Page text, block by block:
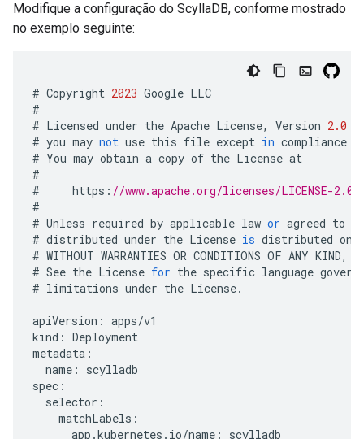
Modifique a configuração do ScyllaDB, conforme mostrado
no exemplo seguinte:
# Copyright 2023 Google LLC
#
# Licensed under the Apache License, Version 2.0
# you may not use this file except in compliance
# You may obtain a copy of the License at
#
#
https : //www.apache.org/licenses/LICENSE-2.0
#
# Unless required by applicable law or agreed to
# distributed under the License is distributed on
# WITHOUT WARRANTIES OR CONDITIONS OF ANY KIND,
# See the License for the specific language
# limitations under the License.
apiVersion : apps/v1
kind : Deployment
metadata :
name :
scylladb
spec :
selector :
matchLabels :
app .kubernetes . io/name : scylladb